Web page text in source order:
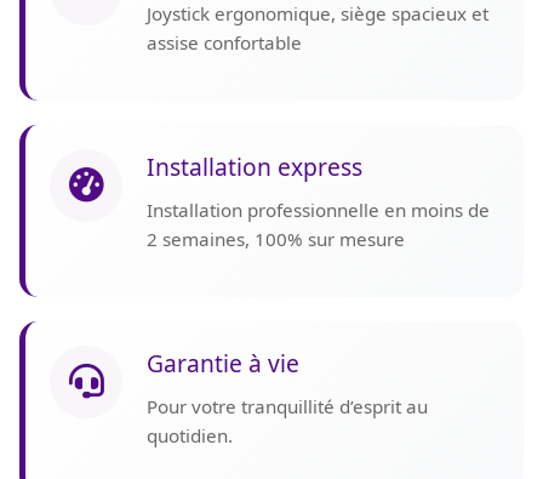
Joystick ergonomique, siège spacieux et
assise confortable
Installation express
Installation professionnelle en moins de
2 semaines, 100% sur mesure
Garantie à vie
Pour votre tranquillité d’esprit au
quotidien.